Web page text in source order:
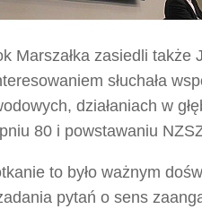
Marszałka zasiedli także
słuchała
działaniach w
80 i powstawaniu
to było ważnym
pytań o sens